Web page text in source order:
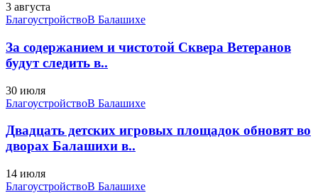
3 августа
БлагоустройствоВ Балашихе
За содержанием и чистотой Сквера Ветеранов
будут следить в..
30 июля
БлагоустройствоВ Балашихе
Двадцать детских игровых площадок обновят во
дворах Балашихи в..
14 июля
БлагоустройствоВ Балашихе